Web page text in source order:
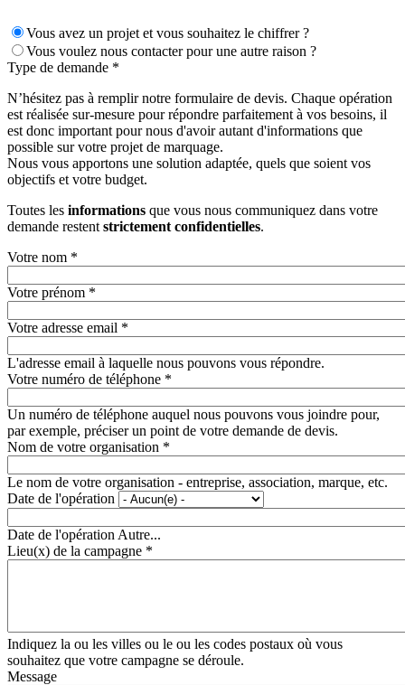
Vous avez un projet et vous souhaitez le chiffrer ?
Vous voulez nous contacter pour une autre raison ?
Type de demande *
N’hésitez pas à remplir notre formulaire de devis. Chaque opération
est réalisée sur-mesure pour répondre parfaitement à vos besoins, il
est donc important pour nous d'avoir autant d'informations que
possible sur votre projet de marquage.
Nous vous apportons une solution adaptée, quels que soient vos
objectifs et votre budget.
Toutes les informations que vous nous communiquez dans votre
demande restent strictement confidentielles.
Votre nom *
Votre prénom *
Votre adresse email *
L'adresse email à laquelle nous pouvons vous répondre.
Votre numéro de téléphone *
Un numéro de téléphone auquel nous pouvons vous joindre pour,
par exemple, préciser un point de votre demande de devis.
Nom de votre organisation *
Le nom de votre organisation - entreprise, association, marque, etc.
Date de l'opération
Date de l'opération Autre...
Lieu(x) de la campagne *
Indiquez la ou les villes ou le ou les codes postaux où vous
souhaitez que votre campagne se déroule.
Message